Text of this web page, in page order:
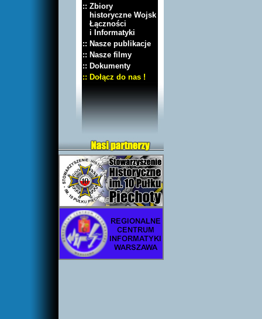
:: Zbiory
historyczne Wojsk
Łączności
i Informatyki
:: Nasze publikacje
:: Nasze filmy
:: Dokumenty
:: Dołącz do nas !